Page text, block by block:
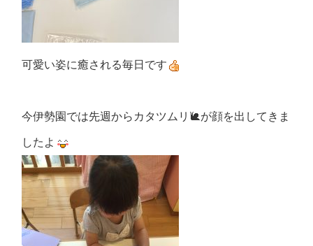
可愛い姿に癒される毎日です
今伊勢園では先週からカタツムリ🐌が顔を出してきま
したよ